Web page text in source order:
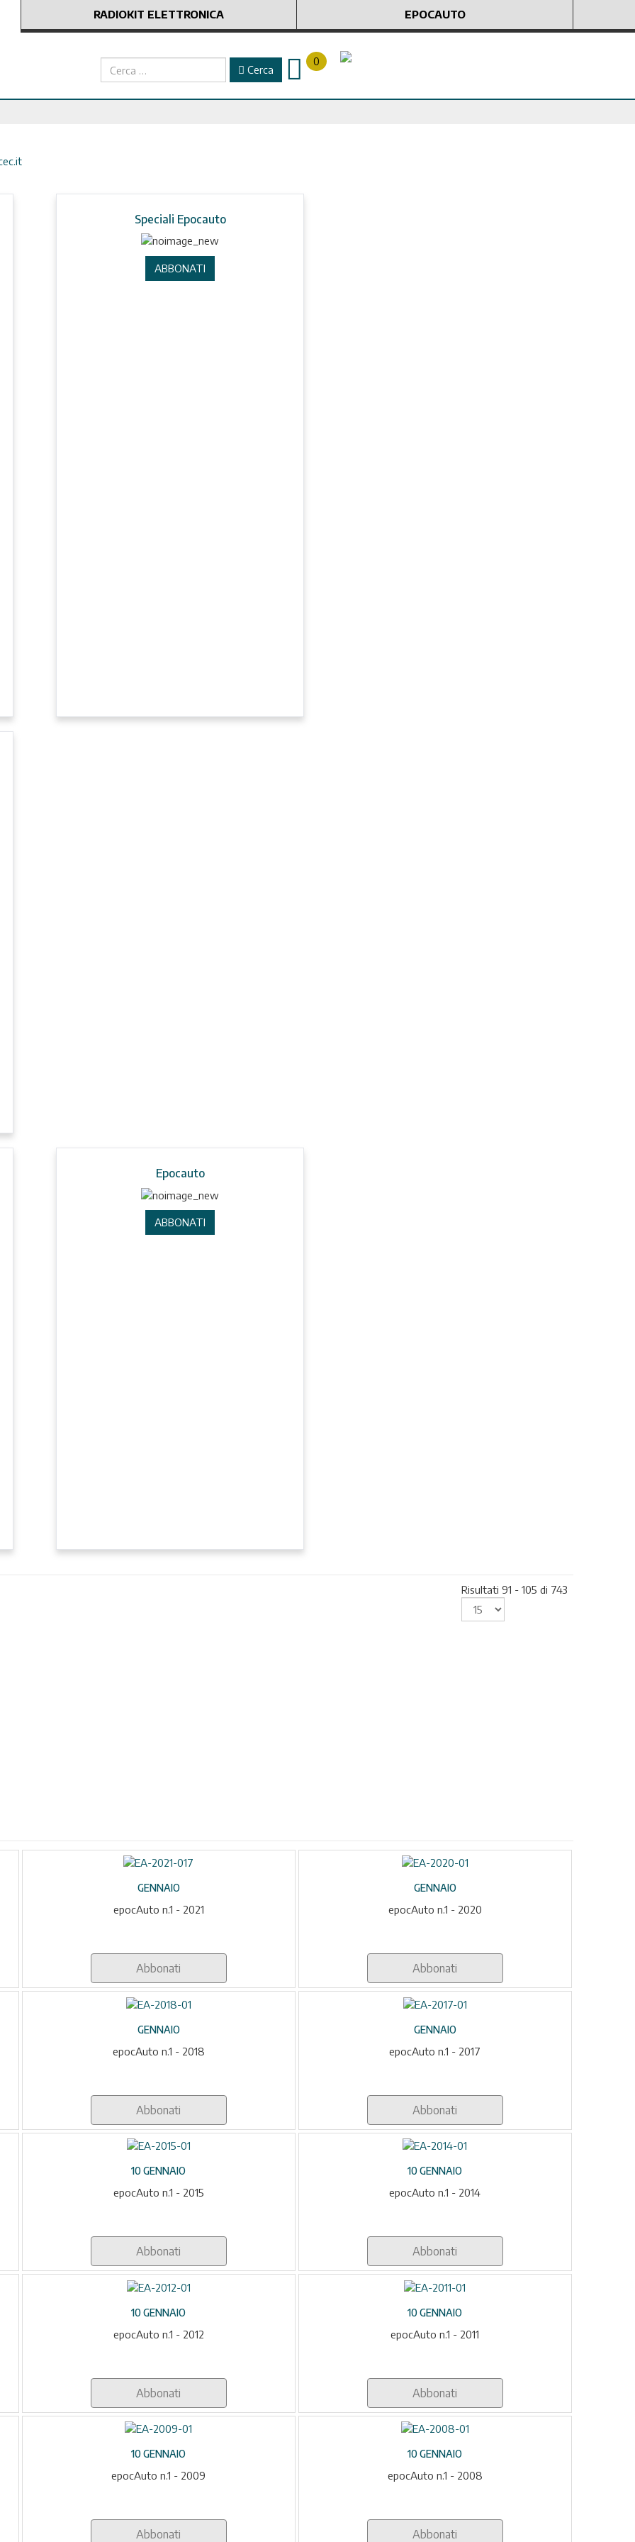
RADIOKIT ELETTRONICA EPOCAUTO
Cerca Cerca
0
Speciali Epocauto
ABBONATI
Epocauto
ABBONATI
Risultati 91 - 105 di 743
GENNAIO
epocAuto n.1 - 2021
Abbonati
GENNAIO
epocAuto n.1 - 2020
Abbonati
GENNAIO
epocAuto n.1 - 2018
Abbonati
GENNAIO
epocAuto n.1 - 2017
Abbonati
10 GENNAIO
epocAuto n.1 - 2015
Abbonati
10 GENNAIO
epocAuto n.1 - 2014
Abbonati
10 GENNAIO
epocAuto n.1 - 2012
Abbonati
10 GENNAIO
epocAuto n.1 - 2011
Abbonati
10 GENNAIO
epocAuto n.1 - 2009
Abbonati
10 GENNAIO
epocAuto n.1 - 2008
Abbonati